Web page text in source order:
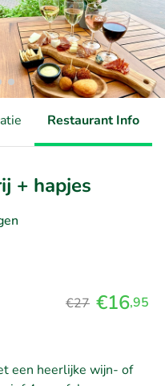
Restaurant Info
+ hapjes
€27 €16,95
een heerlijke wijn- of